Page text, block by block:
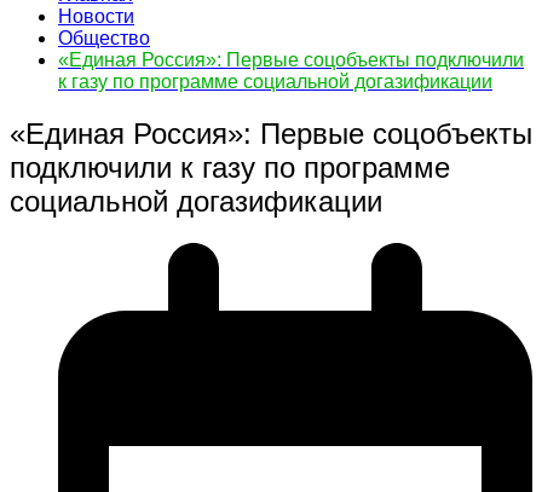
Новости
Общество
«Единая Россия»: Первые соцобъекты подключили
к газу по программе социальной догазификации
«Единая Россия»: Первые соцобъекты
подключили к газу по программе
социальной догазификации